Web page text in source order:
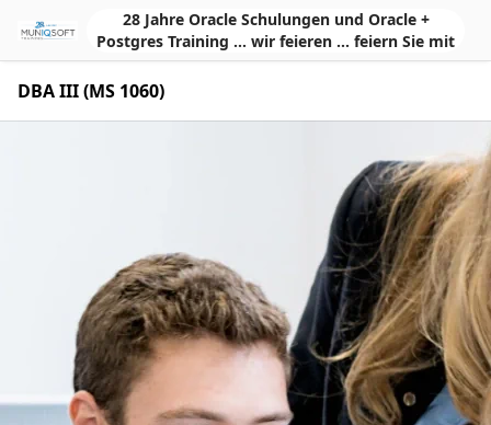
Skip to Main Content28 Jahre Oracle Schulungen und Oracle +
Postgres Training ... wir feieren ... feiern Sie mit
DBA III (MS 1060)